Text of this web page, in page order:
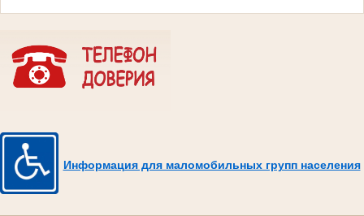
Информация для маломобильных групп населения